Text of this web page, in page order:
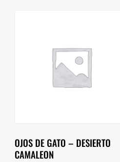
OJOS DE GATO – DESIERTO
CAMALEON